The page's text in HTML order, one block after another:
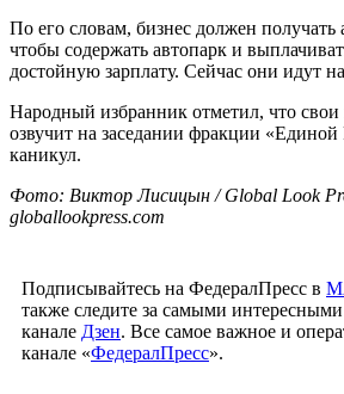
По его словам, бизнес должен
чтобы содержать автопарк и
достойную зарплату. Сейчас они идут
Народный избранник отметил, что
озвучит на заседании фракции «Единой
каникул.
Фото: Виктор Лисицын / Global Look
globallookpress.com
Подписывайтесь на ФедералПресс в
также следите за самыми
канале Дзен. Все самое важное и
канале «ФедералПресс».